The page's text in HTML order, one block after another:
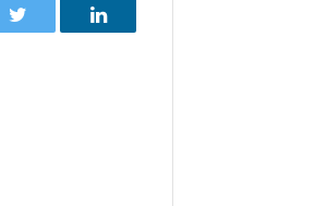
Twitter LinkedIn